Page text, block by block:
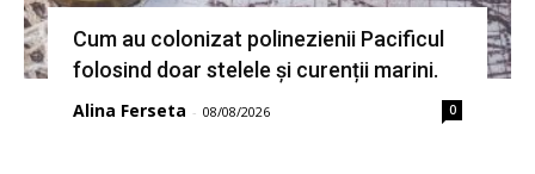
Cum au colonizat polinezienii Pacificul
folosind doar stelele și curenții marini.
Alina Ferseta - 08/08/2026 0